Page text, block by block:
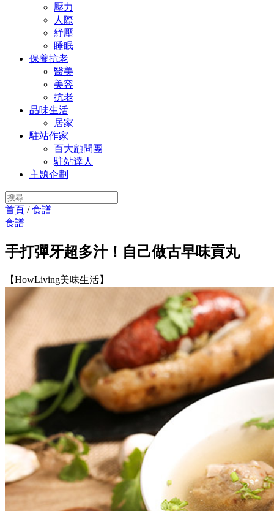
壓力
人際
紓壓
睡眠
保養抗老
醫美
美容
抗老
品味生活
居家
駐站作家
百大顧問團
駐站達人
主題企劃
首頁 /食譜
食譜
手打彈牙超多汁！自己做古早味貢丸
【HowLiving美味生活】